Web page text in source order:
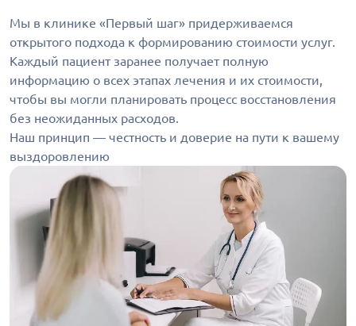
Мы в клинике «Первый шаг» придерживаемся
открытого подхода к формированию стоимости услуг.
Каждый пациент заранее получает полную
информацию о всех этапах лечения и их стоимости,
чтобы вы могли планировать процесс восстановления
без неожиданных расходов.
Наш принцип — честность и доверие на пути к вашему
выздоровлению